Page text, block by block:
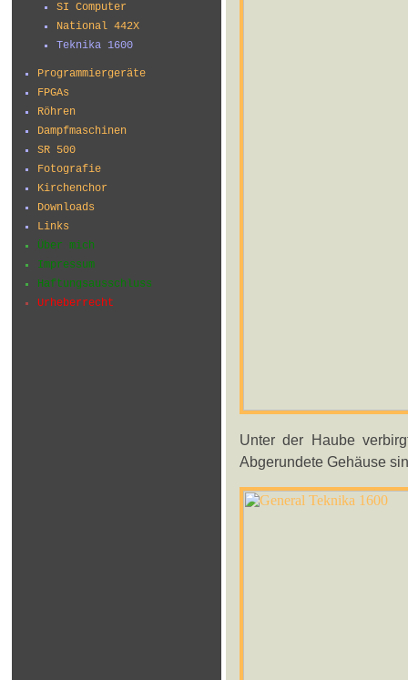
SI Computer
National 442X
Teknika 1600
Programmiergeräte
FPGAs
Röhren
Dampfmaschinen
SR 500
Fotografie
Kirchenchor
Downloads
Links
Über mich
Impressum
Haftungsausschluss
Urheberrecht
Unter der Haube
Abgerundete Gehäuse